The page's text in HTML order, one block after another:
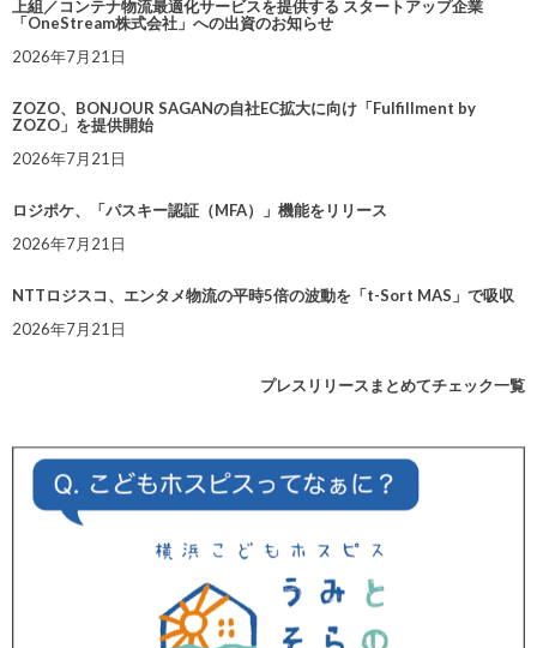
上組／コンテナ物流最適化サービスを提供する スタートアップ企業
「OneStream株式会社」への出資のお知らせ
2026年7月21日
ZOZO、BONJOUR SAGANの自社EC拡大に向け「Fulfillment by
ZOZO」を提供開始
2026年7月21日
ロジポケ、「パスキー認証（MFA）」機能をリリース
2026年7月21日
NTTロジスコ、エンタメ物流の平時5倍の波動を「t-Sort MAS」で吸収
2026年7月21日
プレスリリースまとめてチェック一覧